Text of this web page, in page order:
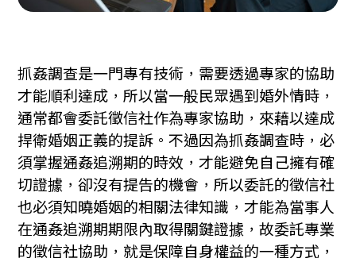
抓姦調查是一門專有技術，需要透過專家的協助
才能順利達成，所以當一般民眾遇到婚外情時，
通常都會委託徵信社作為專家協助，來藉以達成
捍衛婚姻正義的提訴。不過因為抓姦調查時，必
須掌握通姦追溯期的時效，才能避免自己擁有確
切證據，卻沒有提告的機會，所以委託的徵信社
也必須知曉婚姻的相關法律知識，才能為當事人
在通姦追溯期期限內取得關鍵證據，故委託專業
的徵信社協助，就是保障自身權益的一種方式，